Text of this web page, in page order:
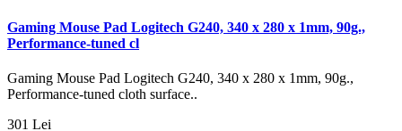
Gaming Mouse Pad Logitech G240, 340 x 280 x 1mm, 90g.,
Performance-tuned cl
Gaming Mouse Pad Logitech G240, 340 x 280 x 1mm, 90g.,
Performance-tuned cloth surface..
301 Lei